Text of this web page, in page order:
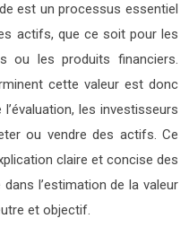
est un processus essentiel
actifs, que ce soit pour les
ou les produits financiers.
cette valeur est donc
les investisseurs
ou vendre des actifs. Ce
claire et concise des
l’estimation de la valeur
et objectif.